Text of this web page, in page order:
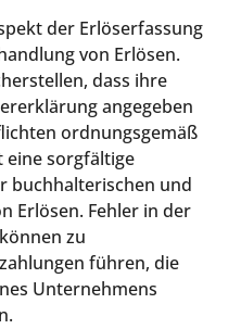
der Erlöserfassung
von Erlösen.
dass ihre
angegeben
ordnungsgemäß
sorgfältige
buchhalterischen und
Erlösen. Fehler in der
zu
führen, die
Unternehmens